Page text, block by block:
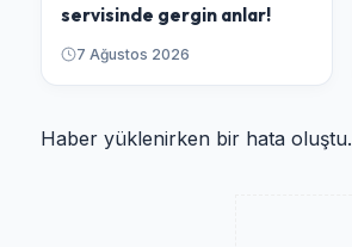
servisinde gergin anlar!
7 Ağustos 2026
Haber yüklenirken bir hata oluştu.